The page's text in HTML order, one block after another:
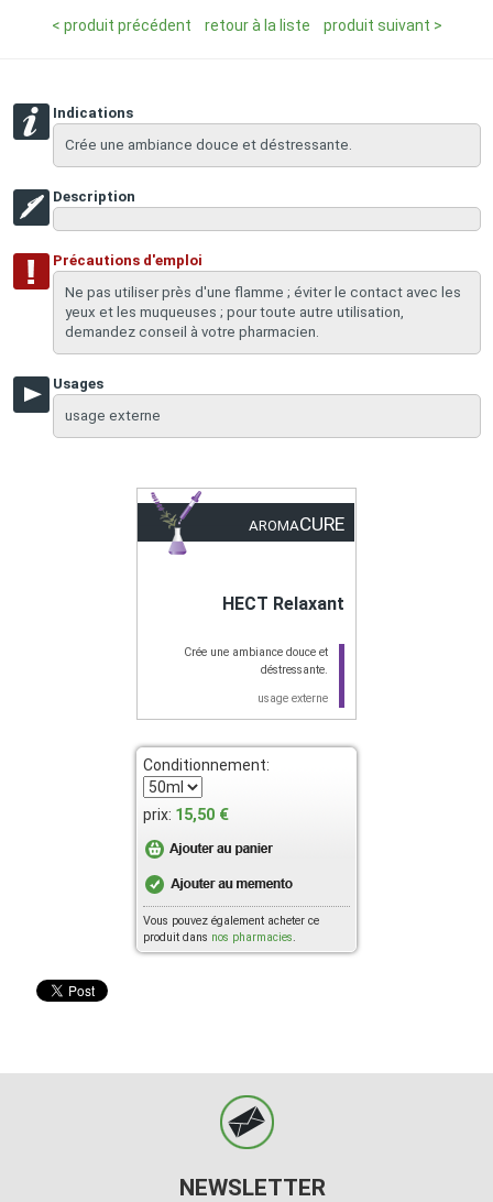
< produit précédent retour à la liste produit suivant >
Indications
Crée une ambiance douce et déstressante.
Description
Précautions d'emploi
Ne pas utiliser près d'une flamme ; éviter le contact avec les
yeux et les muqueuses ; pour toute autre utilisation,
demandez conseil à votre pharmacien.
Usages
usage externe
AROMACURE
HECT Relaxant
Crée une ambiance douce et
déstressante.
usage externe
Conditionnement:
prix: 15,50 €
Vous pouvez également acheter ce
produit dans nos pharmacies
NEWSLETTER